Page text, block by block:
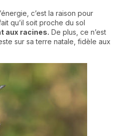
c’est la raison pour
qu’il soit proche du sol
aux racines. De plus, ce n’est
sur sa terre natale, fidèle aux